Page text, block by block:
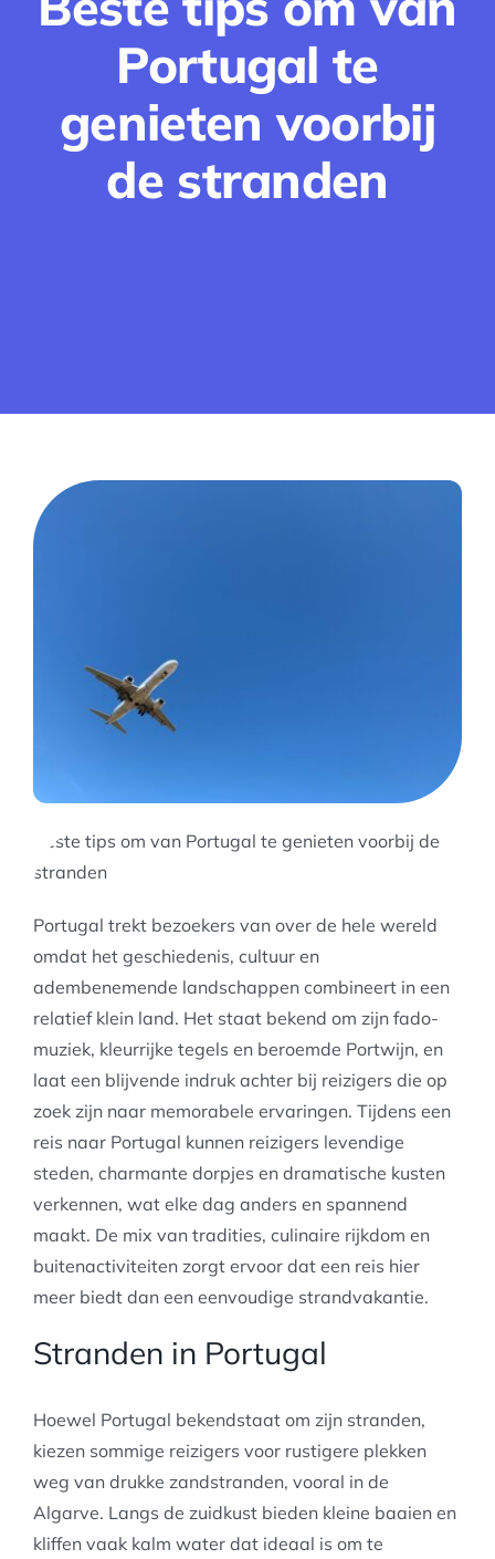
Portugal te
genieten voorbij
de stranden
Beste tips om van Portugal te genieten voorbij de
stranden
Portugal trekt bezoekers van over de hele wereld
omdat het geschiedenis, cultuur en
adembenemende landschappen combineert in een
relatief klein land. Het staat bekend om zijn fado-
muziek, kleurrijke tegels en beroemde Portwijn, en
laat een blijvende indruk achter bij reizigers die op
zoek zijn naar memorabele ervaringen. Tijdens een
reis naar Portugal kunnen reizigers levendige
steden, charmante dorpjes en dramatische kusten
verkennen, wat elke dag anders en spannend
maakt. De mix van tradities, culinaire rijkdom en
buitenactiviteiten zorgt ervoor dat een reis hier
meer biedt dan een eenvoudige strandvakantie.
Stranden in Portugal
Hoewel Portugal bekendstaat om zijn stranden,
kiezen sommige reizigers voor rustigere plekken
weg van drukke zandstranden, vooral in de
Algarve. Langs de zuidkust bieden kleine baaien en
kliffen vaak kalm water dat ideaal is om te